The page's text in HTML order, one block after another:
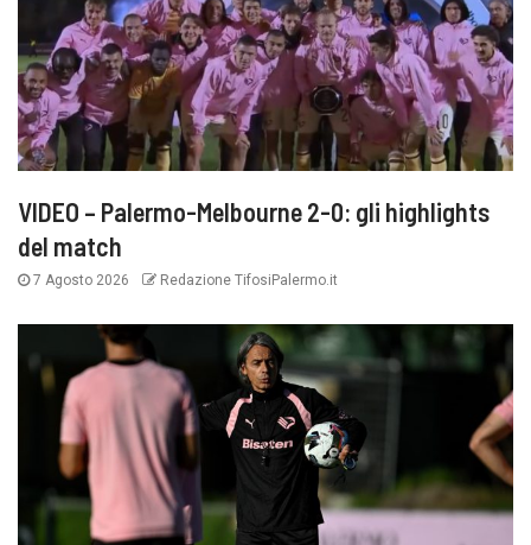
VIDEO – Palermo-Melbourne 2-0: gli highlights
del match
7 Agosto 2026 Redazione TifosiPalermo.it